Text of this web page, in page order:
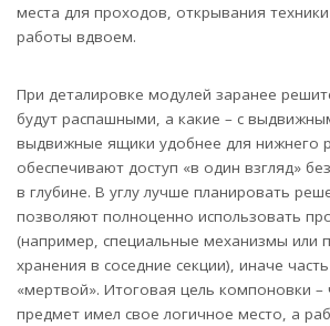
места для проходов, открывания
работы вдвоем.
При деталировке модулей заранее
будут распашными, а какие – с
выдвижные ящики удобнее для нижнего
обеспечивают доступ «в один взгляд»
в глубине. В углу лучше планировать
позволяют полноценно использовать
(например, специальные механизмы или
хранения в соседние секции), иначе
«мертвой». Итоговая цель компоновки
предмет имел свое логичное место, а